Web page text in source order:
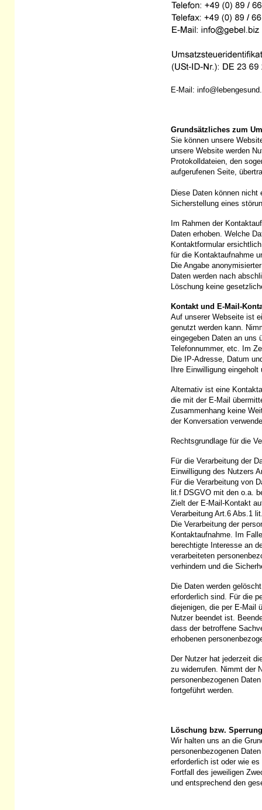
E-Mail:
Grundsätzliches zum
Sie können unsere
unsere Website werden
Protokolldateien, den
aufgerufenen Seite,
Diese Daten können
Sicherstellung eines
Im Rahmen der
Daten erhoben. Welche
Kontaktformular
für die Kontaktaufnahme
Die Angabe
Daten werden nach
Löschung keine
Kontakt und E-Mail-
Auf unserer Webseite ist
genutzt werden kann.
eingegeben Daten an uns
Telefonnummer, etc. Im
Die IP-Adresse, Datum
Ihre Einwilligung
Alternativ ist eine
die mit der E-Mail
Zusammenhang keine
der Konversation
Rechtsgrundlage für die
Für die Verarbeitung der
Einwilligung des Nutzers
Für die Verarbeitung von
lit.f DSGVO mit den o.a.
Zielt der E-Mail-Kontakt
Verarbeitung Art.6 Abs.1
Die Verarbeitung der
Kontaktaufnahme. Im
berechtigte Interesse an
verarbeiteten
verhindern und die
Die Daten werden
erforderlich sind. Für die
diejenigen, die per E-Mail
Nutzer beendet ist.
dass der betroffene
erhobenen
Der Nutzer hat jederzeit
zu widerrufen. Nimmt der
personenbezogenen
fortgeführt werden.
Löschung bzw.
Wir halten uns an die
personenbezogenen
erforderlich ist oder wie
Fortfall des jeweiligen
und entsprechend den